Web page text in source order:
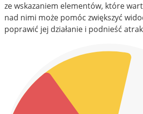
ze wskazaniem elementów, które
nad nimi może pomóc zwiększyć
poprawić jej działanie i podnieść